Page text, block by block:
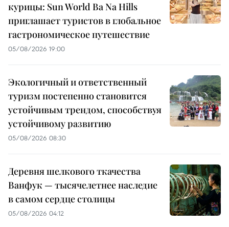
курицы: Sun World Ba Na Hills
приглашает туристов в глобальное
гастрономическое путешествие
05/08/2026 19:00
Экологичный и ответственный
туризм постепенно становится
устойчивым трендом, способствуя
устойчивому развитию
05/08/2026 08:30
Деревня шелкового ткачества
Ванфук — тысячелетнее наследие
в самом сердце столицы
05/08/2026 04:12